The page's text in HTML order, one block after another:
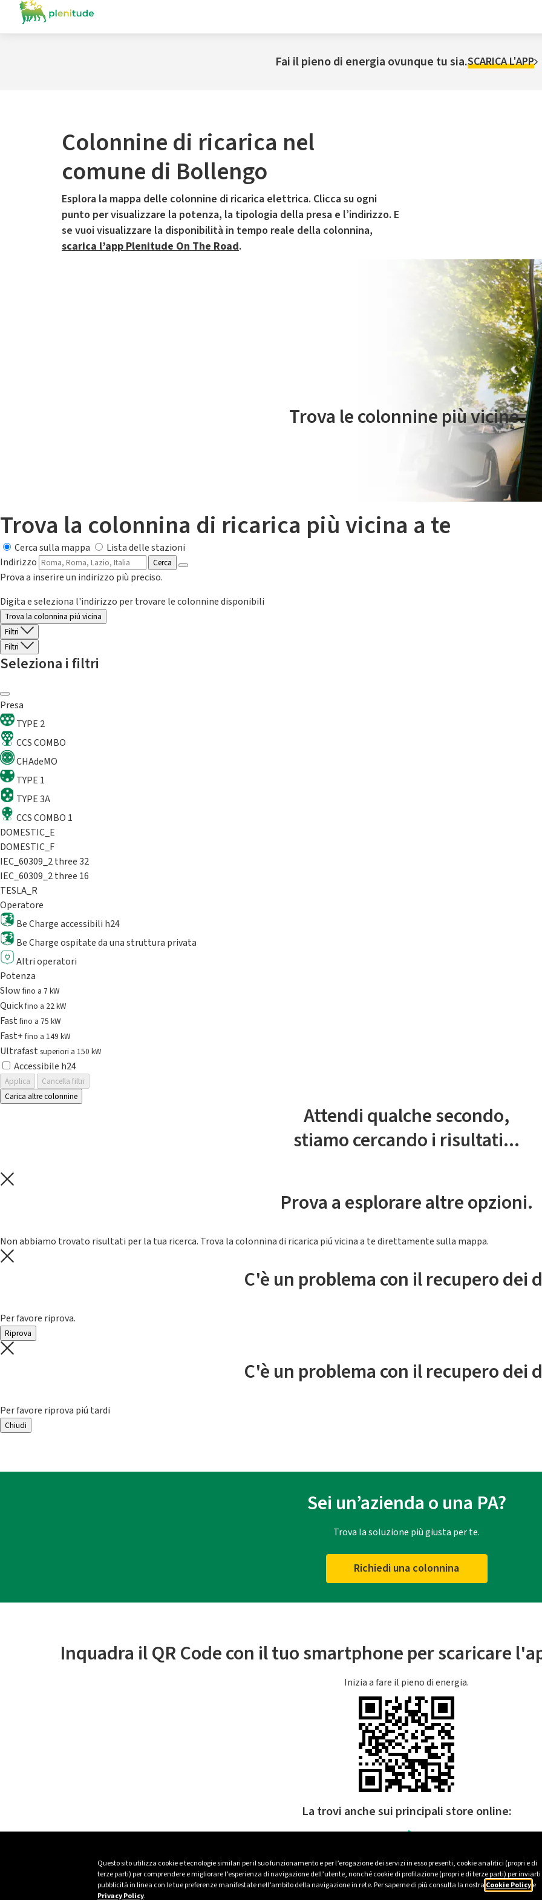
Questo sito utilizza cookie e tecnologie similari per il suo funzionamento e per l’erogazione dei servizi in esso presenti, cookie analitici (propri e di
terze parti) per comprendere e migliorare l’esperienza di navigazione dell’utente, nonché cookie di profilazione (propri e di terze parti) per inviarti
pubblicità in linea con le tue preferenze manifestate nell’ambito della navigazione in rete. Per saperne di più consulta la nostra Cookie Policye
Privacy Policy.
Fai il pieno di energia ovunque tu sia.SCARICA L'APP
Colonnine di ricarica nel
comune di Bollengo
Esplora la mappa delle colonnine di ricarica elettrica. Clicca su ogni
punto per visualizzare la potenza, la tipologia della presa e l’indirizzo. E
se vuoi visualizzare la disponibilità in tempo reale della colonnina,
scarica l’app Plenitude On The Road.
Il servizio di mobilità elettrica è gestito da Plenitude On The Road
Trova le colonnine più vicine.
Trova la colonnina di ricarica più vicina a te
Cerca sulla mappa
Lista delle stazioni
Indirizzo
Cerca
Prova a inserire un indirizzo più preciso.
Digita e seleziona l'indirizzo per trovare le colonnine disponibili
Trova la colonnina piú vicina
Filtri
Filtri
Seleziona i filtri
Presa
TYPE 2
CCS COMBO
CHAdeMO
TYPE 1
TYPE 3A
CCS COMBO 1
DOMESTIC_E
DOMESTIC_F
IEC_60309_2 three 32
IEC_60309_2 three 16
TESLA_R
Operatore
Be Charge accessibili h24
Be Charge ospitate da una struttura privata
Altri operatori
Potenza
Slowfino a 7 kW
Quickfino a 22 kW
Fastfino a 75 kW
Fast+fino a 149 kW
Ultrafast superiori a 150 kW
Accessibile h24
Applica
Cancella filtri
Carica altre colonnine
Attendi qualche secondo,
stiamo cercando i risultati...
Prova a esplorare altre opzioni.
Non abbiamo trovato risultati per la tua ricerca. Trova la colonnina di ricarica piú vicina a te direttamente sulla mappa.
C'è un problema con il recupero dei
Per favore riprova.
Riprova
C'è un problema con il recupero dei
Per favore riprova piú tardi
Chiudi
Sei un’azienda o una PA?
Trova la soluzione più giusta per te.
Richiedi una colonnina
Inquadra il QR Code con il tuo smartphone per scaricare
Inizia a fare il pieno di energia.
La trovi anche sui principali store online: